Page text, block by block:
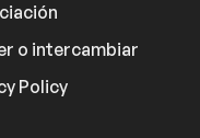
o intercambiar
Policy